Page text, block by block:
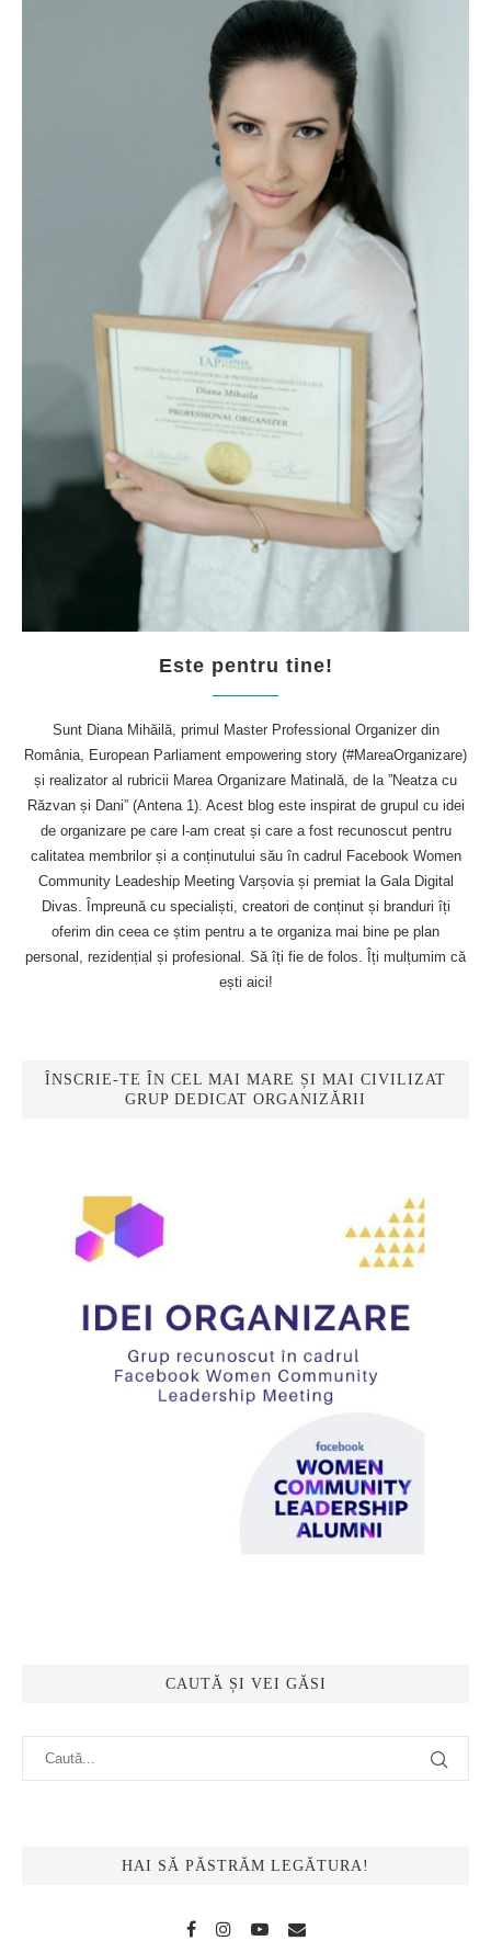
Este pentru tine!
Sunt Diana Mihăilă, primul Master Professional Organizer din
România, European Parliament empowering story (#MareaOrganizare)
și realizator al rubricii Marea Organizare Matinală, de la ”Neatza cu
Răzvan și Dani” (Antena 1). Acest blog este inspirat de grupul cu idei
de organizare pe care l-am creat și care a fost recunoscut pentru
calitatea membrilor și a conținutului său în cadrul Facebook Women
Community Leadeship Meeting Varșovia și premiat la Gala Digital
Divas. Împreună cu specialiști, creatori de conținut și branduri îți
oferim din ceea ce știm pentru a te organiza mai bine pe plan
personal, rezidențial și profesional. Să îți fie de folos. Îți mulțumim că
ești aici!
ÎNSCRIE-TE ÎN CEL MAI MARE ȘI MAI CIVILIZAT
GRUP DEDICAT ORGANIZĂRII
CAUTĂ ȘI VEI GĂSI
HAI SĂ PĂSTRĂM LEGĂTURA!